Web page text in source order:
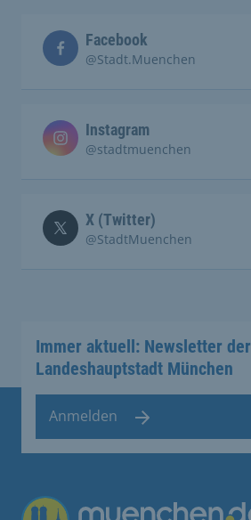
Facebook
@Stadt.Muenchen
Instagram
@stadtmuenchen
X (Twitter)
@StadtMuenchen
Immer aktuell: Newsletter der
Landeshauptstadt München
Anmelden
Übergreifende Links